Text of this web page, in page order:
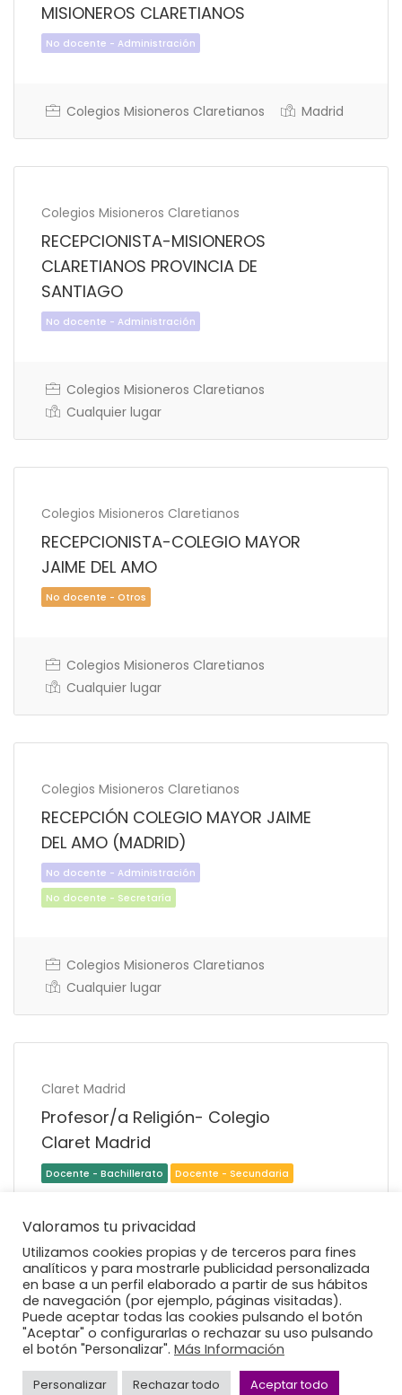
MISIONEROS CLARETIANOS
No docente - Administración
Colegios Misioneros Claretianos Madrid
Colegios Misioneros Claretianos
RECEPCIONISTA-MISIONEROS
CLARETIANOS PROVINCIA DE
SANTIAGO
Colegios Misioneros Claretianos
Cualquier lugar
Colegios Misioneros Claretianos
RECEPCIONISTA-COLEGIO MAYOR
JAIME DEL AMO
No docente - Otros
Colegios Misioneros Claretianos
Cualquier lugar
Colegios Misioneros Claretianos
RECEPCIÓN COLEGIO MAYOR JAIME
DEL AMO (MADRID)
Colegios Misioneros Claretianos
Cualquier lugar
Claret Madrid
Profesor/a Religión- Colegio
Claret Madrid
Claret Madrid
Ver Más Puestos De Trabajo
Valoramos tu privacidad
Utilizamos cookies propias y de terceros para fines
analíticos y para mostrarle publicidad personalizada
en base a un perfil elaborado a partir de sus hábitos
de navegación (por ejemplo, páginas visitadas).
Puede aceptar todas las cookies pulsando el botón
"Aceptar" o configurarlas o rechazar su uso pulsando
el botón "Personalizar". Más Información
Personalizar Rechazar todo Aceptar todo